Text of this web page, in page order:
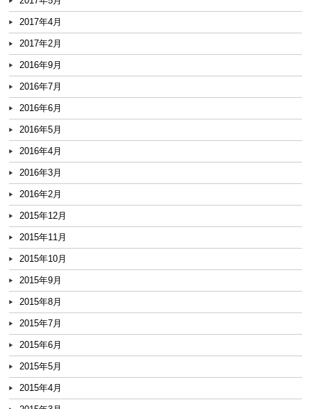
2017年4月
2017年2月
2016年9月
2016年7月
2016年6月
2016年5月
2016年4月
2016年3月
2016年2月
2015年12月
2015年11月
2015年10月
2015年9月
2015年8月
2015年7月
2015年6月
2015年5月
2015年4月